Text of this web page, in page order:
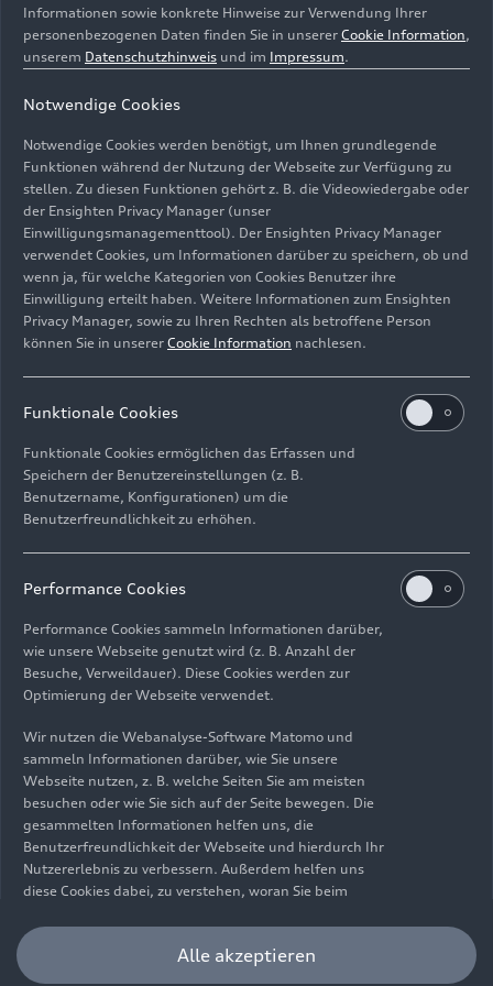
Der AudiRS 5feiert beim F1 Grand Prix in Miami seine
Premiere als Fahrzeug für die F1® Pirelli Hot Laps im
Rahmenprogramm der Formel 1
Bild-Nr: A260828 · Copyright: AUDI AG
Rechte: Verwendung für Pressezwecke honorarfrei
ImpressumRechtliches
Hinweisgebersystem
Informationen zur BarrierefreiheitKontakt
© 2026 AUDI AG. Alle Rechte vorbehalten.
EN
Die Angaben zu Kraftstoffverbrauch, Stromverbrauch, CO₂-
Emissionen und elektrischer Reichweite wurden nach dem
gesetzlich vorgeschriebenen Messverfahren „Worldwide
Harmonized Light Vehicles Test Procedure“ (WLTP) gemäß
Verordnung (EG) 715/2007 ermittelt. Zusatzausstattungen und
Zubehör (Anbauteile, Reifenformat usw.) können relevante
Aerodynamik verändern und neben Witterungs- und
Verkehrsbedingungen sowie dem individuellen Fahrverhalten den
Informationen sowie konkrete Hinweise zur Verwendung Ihrer
personenbezogenen Daten finden Sie in unserer Cookie Information,
unserem Datenschutzhinweis und im Impressum.
Notwendige Cookies
Notwendige Cookies werden benötigt, um Ihnen grundlegende
Funktionen während der Nutzung der Webseite zur Verfügung zu
stellen. Zu diesen Funktionen gehört z. B. die Videowiedergabe oder
der Ensighten Privacy Manager (unser
Einwilligungsmanagementtool). Der Ensighten Privacy Manager
verwendet Cookies, um Informationen darüber zu speichern, ob und
wenn ja, für welche Kategorien von Cookies Benutzer ihre
Einwilligung erteilt haben. Weitere Informationen zum Ensighten
Privacy Manager, sowie zu Ihren Rechten als betroffene Person
können Sie in unserer Cookie Information nachlesen.
Funktionale Cookies
Funktionale Cookies ermöglichen das Erfassen und
Speichern der Benutzereinstellungen (z. B.
Benutzername, Konfigurationen) um die
Benutzerfreundlichkeit zu erhöhen.
Performance Cookies
Performance Cookies sammeln Informationen darüber,
wie unsere Webseite genutzt wird (z. B. Anzahl der
Besuche, Verweildauer). Diese Cookies werden zur
Optimierung der Webseite verwendet.
Wir nutzen die Webanalyse-Software Matomo und
sammeln Informationen darüber, wie Sie unsere
Webseite nutzen, z. B. welche Seiten Sie am meisten
besuchen oder wie Sie sich auf der Seite bewegen. Die
gesammelten Informationen helfen uns, die
Benutzerfreundlichkeit der Webseite und hierdurch Ihr
Nutzererlebnis zu verbessern. Außerdem helfen uns
diese Cookies dabei, zu verstehen, woran Sie beim
unser Angebot optimieren können. Bitte beachten Sie,
dass Sie Ihre Einwilligung bezüglich der Platzierung von
Performance Cookies jederzeit widerrufen können.
Alle akzeptieren